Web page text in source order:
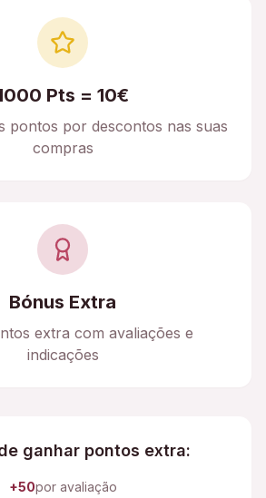
Pts = 10€
pontos por descontos nas suas
compras
Bónus Extra
extra com avaliações e
indicações
ganhar pontos extra:
+50por avaliação